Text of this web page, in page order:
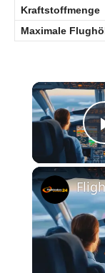
Kraftstoffmenge
Maximale